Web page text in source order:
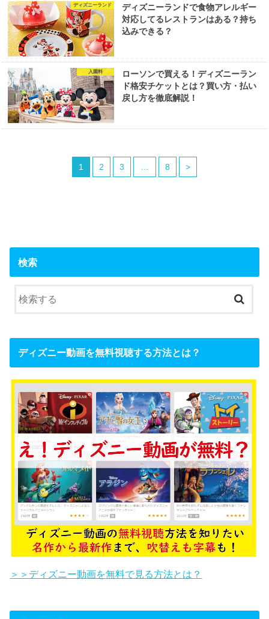
ディズニーランド
ディズニーランドで食物アレルギー
対応してるレストランはある？持ち
込みできる？
入園料
ローソンで買える！ディズニーラン
ド格安チケットとは？買い方・払い
戻し方を徹底解説！
1 2 3 8 >
検索
ディズニー動画を無料視聴する方法とは？
＞＞ディズニー動画を無料で見る方法とは？